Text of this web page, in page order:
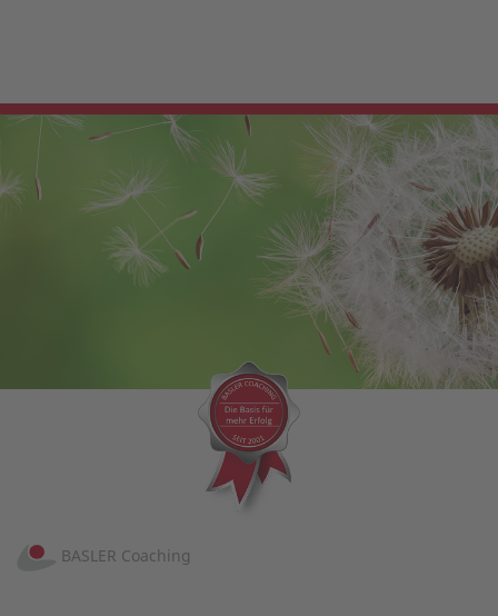
BASLER Coaching